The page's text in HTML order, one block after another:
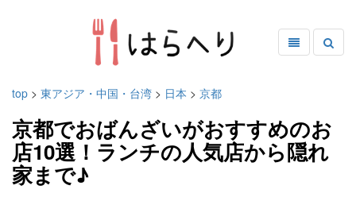
top > 東アジア・中国・台湾 > 日本 > 京都
京都でおばんざいがおすすめのお
店10選！ランチの人気店から隠れ
家まで♪